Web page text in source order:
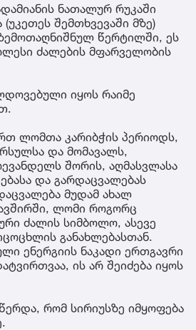
ნათალურ რუკაში
შემთხვევაში მზე)
წერტილში, ეს
ძალების მფარველობის
იყოს რაიმე
ლომთა კარიბჭის პერიოდს,
და მომავალს,
შორის, აღმასვლასა
და გარდაცვალებას
მუდამ ახალ
ლომი როგორც
ძალის სიმბოლო, ასევე
განახლებასთან.
ენერგიის ნაკადი ერთგავრი
ის არ შეიძება იყოს
რომ სირიუსზე იმყოფება